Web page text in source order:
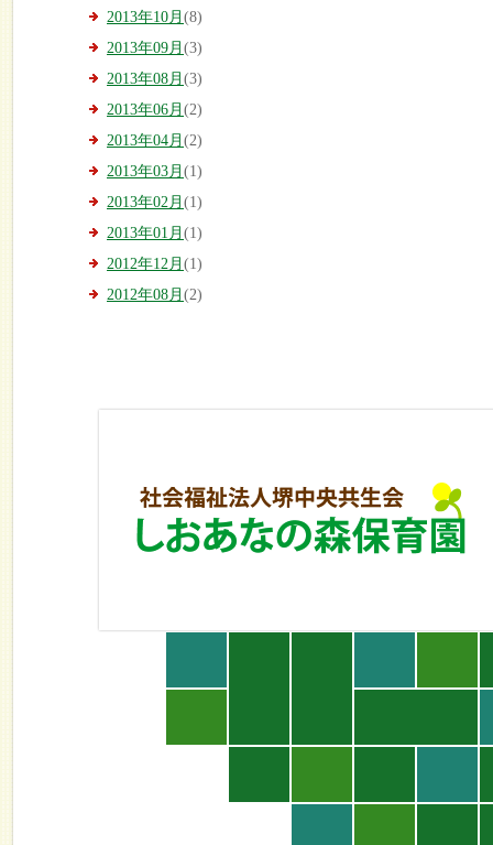
2013年10月 (8)
2013年09月 (3)
2013年08月 (3)
2013年06月 (2)
2013年04月 (2)
2013年03月 (1)
2013年02月 (1)
2013年01月 (1)
2012年12月 (1)
2012年08月 (2)